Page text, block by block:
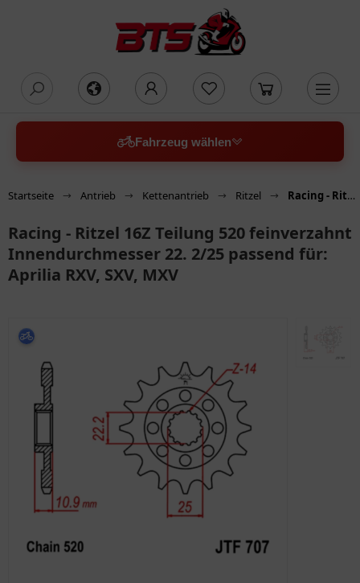
Fahrzeug wählen
Startseite Antrieb Kettenantrieb Ritzel Racing - Ritzel 16Z Teilung 520 feinverzahnt Innendurchmesser 22. 2/25 passend für: Aprilia RXV, SXV, MXV
Racing - Ritzel 16Z Teilung 520 feinverzahnt
Innendurchmesser 22. 2/25 passend für:
Aprilia RXV, SXV, MXV